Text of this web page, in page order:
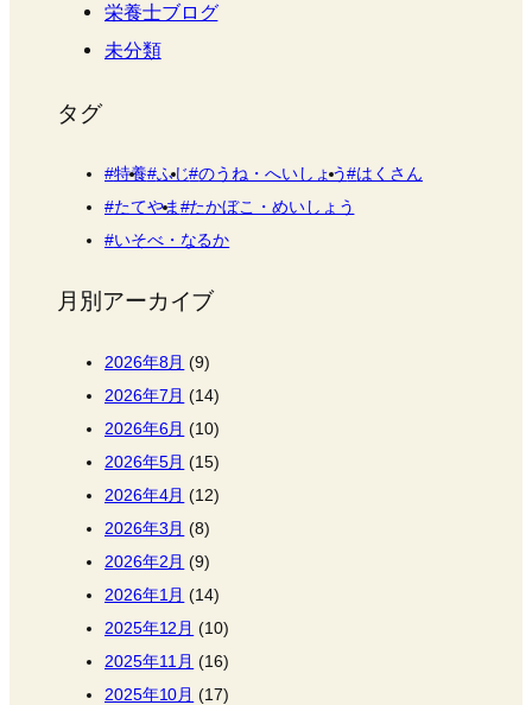
栄養士ブログ
未分類
タグ
特養 ふじ のうね・へいしょう はくさん
たてやま
たかぼこ・めいしょう
いそべ・なるか
月別アーカイブ
2026年8月 (9)
2026年7月 (14)
2026年6月 (10)
2026年5月 (15)
2026年4月 (12)
2026年3月 (8)
2026年2月 (9)
2026年1月 (14)
2025年12月 (10)
2025年11月 (16)
2025年10月 (17)